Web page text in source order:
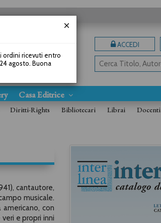
ACCEDI
Casa Editrice
Diritti-Rights Bibliotecari Librai Docenti
cantautore,
musicale.
con
e propri inni
ordini ricevuti entro
agosto. Buona